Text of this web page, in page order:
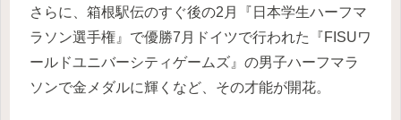
さらに、箱根駅伝のすぐ後の2月『日本学生ハーフマ
ラソン選手権』で優勝7月ドイツで行われた『FISUワ
ールドユニバーシティゲームズ』の男子ハーフマラ
ソンで金メダルに輝くなど、その才能が開花。